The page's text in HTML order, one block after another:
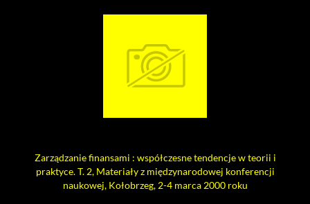
Zarządzanie finansami : współczesne tendencje w teorii i
praktyce. T. 2, Materiały z międzynarodowej konferencji
naukowej, Kołobrzeg, 2-4 marca 2000 roku